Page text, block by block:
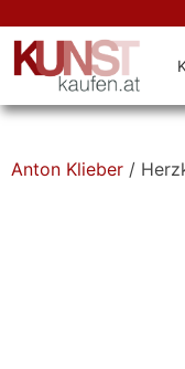
Anton Klieber /